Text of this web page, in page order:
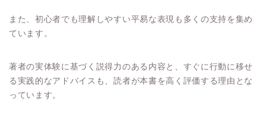
また、初心者でも理解しやすい平易な表現も多くの支持を集め
ています。
著者の実体験に基づく説得力のある内容と、すぐに行動に移せ
る実践的なアドバイスも、読者が本書を高く評価する理由とな
っています。